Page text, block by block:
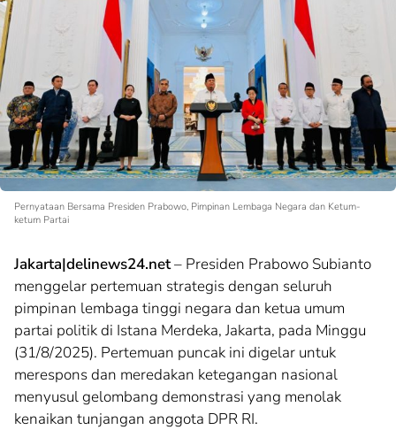
Pernyataan Bersama Presiden Prabowo, Pimpinan Lembaga Negara dan Ketum-
ketum Partai
Jakarta|delinews24.net– Presiden Prabowo Subianto
menggelar pertemuan strategis dengan seluruh
pimpinan lembaga tinggi negara dan ketua umum
partai politik di Istana Merdeka, Jakarta, pada Minggu
(31/8/2025). Pertemuan puncak ini digelar untuk
merespons dan meredakan ketegangan nasional
menyusul gelombang demonstrasi yang menolak
kenaikan tunjangan anggota DPR RI.